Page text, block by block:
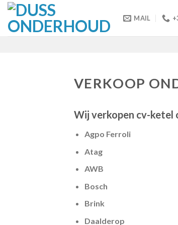
Skip
content
MAIL
VERKOOP
Wij verkopen cv-ketel
Agpo Ferroli
Atag
AWB
Bosch
Brink
Daalderop